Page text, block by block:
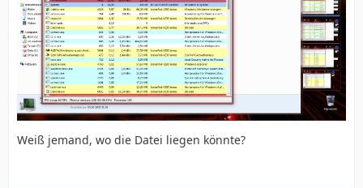
Weiß jemand, wo die Datei liegen könnte?